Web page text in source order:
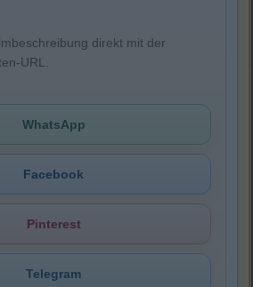
direkt mit der
URL.
WhatsApp
Facebook
Pinterest
Telegram